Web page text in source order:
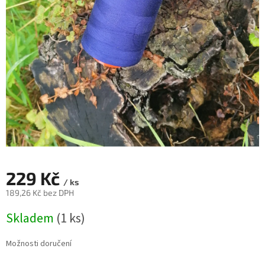
229 Kč / ks
189,26 Kč bez DPH
cena:
Skladem (1 ks)
Možnosti doručení